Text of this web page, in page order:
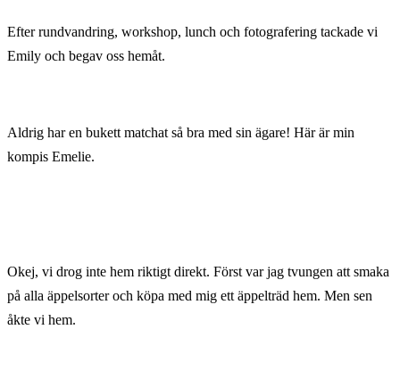
Efter rundvandring, workshop, lunch och fotografering tackade vi
Emily och begav oss hemåt.
Aldrig har en bukett matchat så bra med sin ägare! Här är min
kompis Emelie.
Okej, vi drog inte hem riktigt direkt. Först var jag tvungen att smaka
på alla äppelsorter och köpa med mig ett äppelträd hem. Men sen
åkte vi hem.